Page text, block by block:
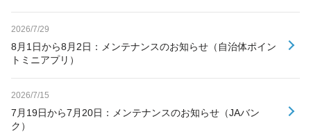
2026/7/29
8月1日から8月2日：メンテナンスのお知らせ（自治体ポイン
トミニアプリ）
2026/7/15
7月19日から7月20日：メンテナンスのお知らせ（JAバン
ク）